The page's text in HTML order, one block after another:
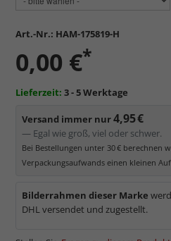
Art.-Nr.: HAM-175819-H
0,00 €*
Lieferzeit: 3 - 5 Werktage
Versand immer nur4,95 €
— Egal wie groß, viel oder schwer.
Bei Bestellungen unter 30 € berechnen
Verpackungsaufwands einen kleinen
Bilderrahmen dieser Marke
DHL versendet und zugestellt.